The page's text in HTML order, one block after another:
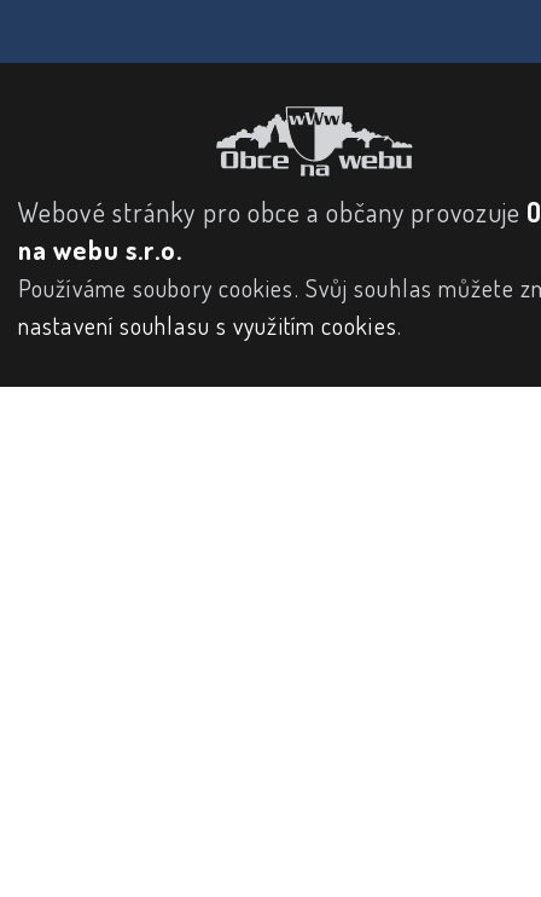
Webové stránky pro obce a občany provozuje
na webu s.r.o.
Používáme soubory cookies. Svůj souhlas můžete
nastavení souhlasu s využitím cookies.